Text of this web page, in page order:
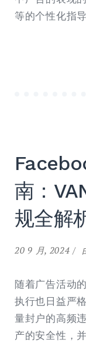
等的个性化指导
南：
规全解
20 9 月, 2024
随着广告活动
执行也日益严
量封户的高频
产的安全性，